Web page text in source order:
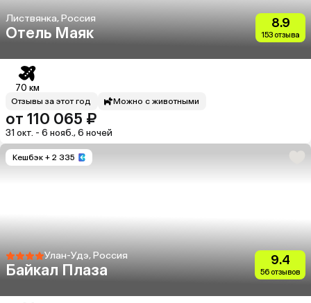
Листвянка, Россия
Отель Маяк
8.9
153 отзыва
70 км
Отзывы за этот год Можно с животными
от 110 065 ₽
31 окт. - 6 нояб., 6 ночей
Кешбэк + 2 335
Улан-Удэ, Россия
Байкал Плаза
9.4
56 отзывов